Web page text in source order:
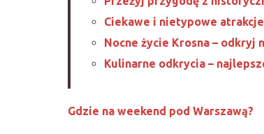
Ciekawe i nietypowe
Nocne życie Krosna – odkryj
Kulinarne odkrycia –
Gdzie na weekend pod Warszawą?